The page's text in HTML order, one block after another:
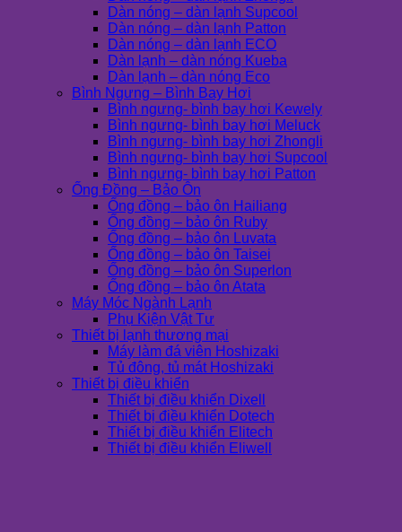
Dàn nóng – dàn lạnh Supcool
Dàn nóng – dàn lạnh Patton
Dàn nóng – dàn lạnh ECO
Dàn lạnh – dàn nóng Kueba
Dàn lạnh – dàn nóng Eco
Bình Ngưng – Bình Bay Hơi
Bình ngưng- bình bay hơi Kewely
Bình ngưng- bình bay hơi Meluck
Bình ngưng- bình bay hơi Zhongli
Bình ngưng- bình bay hơi Supcool
Bình ngưng- bình bay hơi Patton
Ống Đồng – Bảo Ôn
Ống đồng – bảo ôn Hailiang
Ống đồng – bảo ôn Ruby
Ống đồng – bảo ôn Luvata
Ống đồng – bảo ôn Taisei
Ống đồng – bảo ôn Superlon
Ống đồng – bảo ôn Atata
Máy Móc Ngành Lạnh
Phụ Kiện Vật Tư
Thiết bị lạnh thương mại
Máy làm đá viên Hoshizaki
Tủ đông, tủ mát Hoshizaki
Thiết bị điều khiển
Thiết bị điều khiển Dixell
Thiết bị điều khiển Dotech
Thiết bị điều khiển Elitech
Thiết bị điều khiển Eliwell